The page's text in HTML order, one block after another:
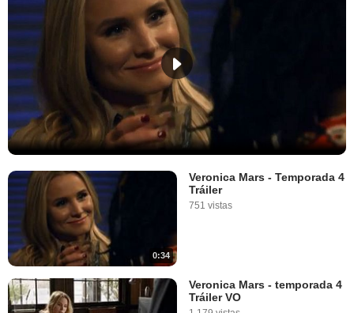
0:34
Veronica Mars - Temporada 4
Tráiler
751 vistas
Veronica Mars - temporada 4
Tráiler VO